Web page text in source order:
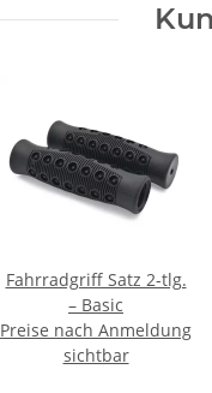
Fahrradgriff Satz 2-tlg.
– Basic
Preise nach Anmeldung
sichtbar